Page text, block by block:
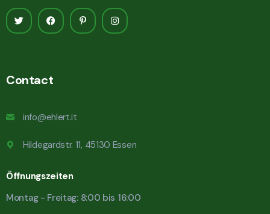
Contact
info@ehlert.it
Hildegardstr. 11, 45130 Essen
Öffnungszeiten
Montag - Freitag: 8:00 bis 16:00